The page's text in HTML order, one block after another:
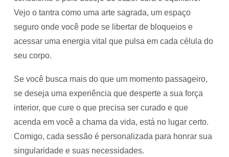
Vejo o tantra como uma arte sagrada, um espaço
seguro onde você pode se libertar de bloqueios e
acessar uma energia vital que pulsa em cada célula do
seu corpo.
Se você busca mais do que um momento passageiro,
se deseja uma experiência que desperte a sua força
interior, que cure o que precisa ser curado e que
acenda em você a chama da vida, está no lugar certo.
Comigo, cada sessão é personalizada para honrar sua
singularidade e suas necessidades.